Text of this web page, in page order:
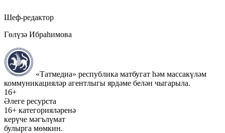
Шеф-редактор
Гөлүзә Ибраһимова
«Татмедиа» республика матбугат һәм массакүләм
коммуникацияләр агентлыгы ярдәме белән чыгарыла.
16+
Әлеге ресурста
16+ категорияләренә
керүче мәгълүмат
булырга мөмкин.